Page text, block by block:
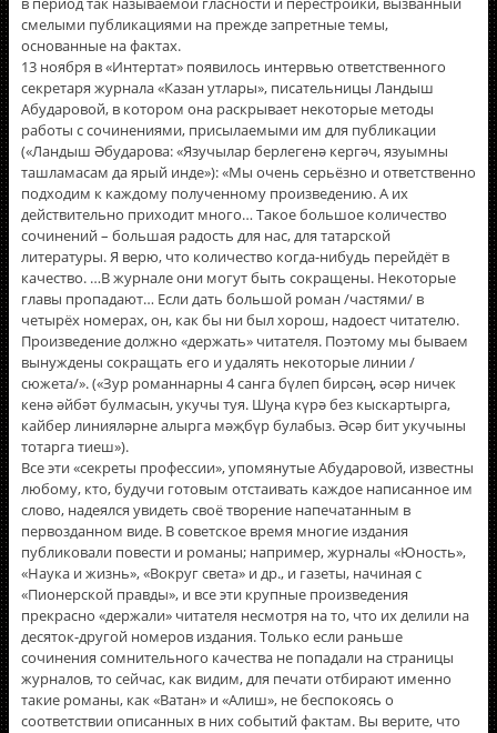
смелыми публикациями на прежде запретные темы,
основанные на фактах.
13 ноября в «Интертат» появилось интервью ответственного
секретаря журнала «Казан утлары», писательницы Ландыш
Абударовой, в котором она раскрывает некоторые методы
работы с сочинениями, присылаемыми им для публикации
(«Ландыш Әбударова: «Язучылар берлегенә кергәч, язуымны
ташламасам да ярый инде»): «Мы очень серьёзно и ответственно
подходим к каждому полученному произведению. А их
действительно приходит много… Такое большое количество
сочинений – большая радость для нас, для татарской
литературы. Я верю, что количество когда-нибудь перейдёт в
качество. …В журнале они могут быть сокращены. Некоторые
главы пропадают… Если дать большой роман /частями/ в
четырёх номерах, он, как бы ни был хорош, надоест читателю.
Произведение должно «держать» читателя. Поэтому мы бываем
вынуждены сокращать его и удалять некоторые линии /
сюжета/». («Зур романнарны 4 санга бүлеп бирсәң, әсәр ничек
кенә әйбәт булмасын, укучы туя. Шуңа күрә без кыскартырга,
кайбер линияләрне алырга мәҗбүр булабыз. Әсәр бит укучыны
тотарга тиеш»).
Все эти «секреты профессии», упомянутые Абударовой, известны
любому, кто, будучи готовым отстаивать каждое написанное им
слово, надеялся увидеть своё творение напечатанным в
первозданном виде. В советское время многие издания
публиковали повести и романы; например, журналы «Юность»,
«Наука и жизнь», «Вокруг света» и др., и газеты, начиная с
«Пионерской правды», и все эти крупные произведения
прекрасно «держали» читателя несмотря на то, что их делили на
десяток-другой номеров издания. Только если раньше
сочинения сомнительного качества не попадали на страницы
журналов, то сейчас, как видим, для печати отбирают именно
такие романы, как «Ватан» и «Алиш», не беспокоясь о
соответствии описанных в них событий фактам. Вы верите, что